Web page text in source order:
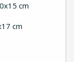
cm
cm